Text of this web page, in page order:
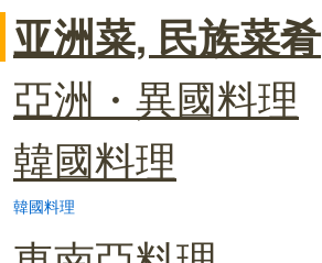
亚洲菜, 民族菜肴
亞洲・異國料理
韓國料理
韓國料理